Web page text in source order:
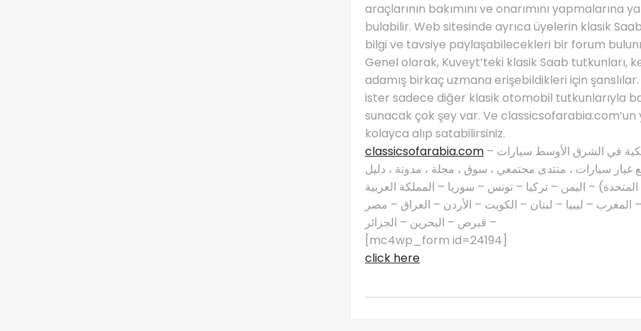
araçlarının bakımını ve onarımını yapmalarına
bulabilir. Web sitesinde ayrıca üyelerin klasik
bilgi ve tavsiye paylaşabilecekleri bir forum
Genel olarak, Kuveyt’teki klasik Saab tutkunları,
adamış birkaç uzmana erişebildikleri için
ister sadece diğer klasik otomobil tutkunlarıyla
sunacak çok şey var. Ve classicsofarabia.com’un
kolayca alıp satabilirsiniz.
classicsofarabia.com – الصفحة الرئيسية لعشاق السيارات الكلاسيكية في الشرق الأوسط سيارات
غيار سيارات ، منتدى مجتمعي ، سوق ، مجلة ، مدونة ، دليل
المتحدة) – اليمن – تركيا – تونس – سوريا – المملكة العربية
– ليبيا – لبنان – الكويت – الأردن – العراق – مصر
– قبرص – البحرين – الجزائر
[mc4wp_form id=24194]
click here